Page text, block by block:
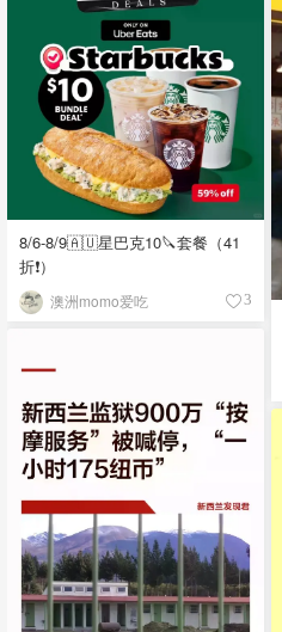
8/6-8/9🇦🇺星巴克10🔪套餐（41
折❗）
澳洲momo爱吃 3